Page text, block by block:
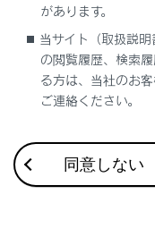
合わせて見られてい
Lexus Teammate
ASC（アクティブサ
があります。
当サイト（取扱説
の閲覧履歴、検索
る方は、当社のお
ご連絡ください。
同意しない